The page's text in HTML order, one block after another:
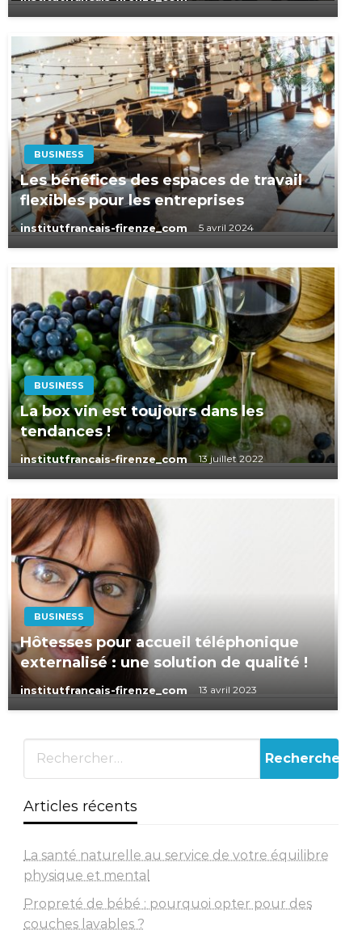
BUSINESS
Les bénéfices des espaces de travail
flexibles pour les entreprises
institutfrancais-firenze_com 5 avril 2024
BUSINESS
La box vin est toujours dans les
tendances !
institutfrancais-firenze_com 13 juillet 2022
BUSINESS
Hôtesses pour accueil téléphonique
externalisé : une solution de qualité !
institutfrancais-firenze_com 13 avril 2023
Articles récents
La santé naturelle au service de votre équilibre
physique et mental
Propreté de bébé : pourquoi opter pour des
couches lavables ?